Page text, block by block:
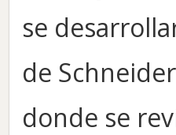
se
de
donde se